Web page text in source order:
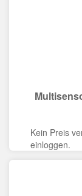
Kein Preis
einloggen.